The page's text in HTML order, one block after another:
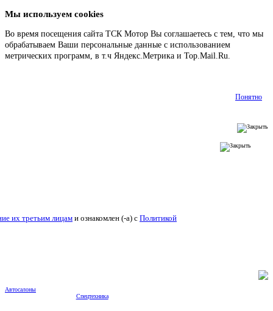
Мы используем cookies
Во время посещения сайта ТСК Мотор Вы соглашаетесь с тем, что мы
обрабатываем Ваши персональные данные с использованием
метрических программ, в т.ч Яндекс.Метрика и Top.Mail.Ru.
Понятно
их третьим лицами ознакомлен (-а) cПолитикой конфиденциальности